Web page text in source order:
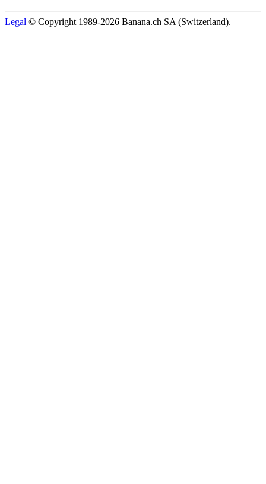
Legal © Copyright 1989-2026 Banana.ch SA (Switzerland).